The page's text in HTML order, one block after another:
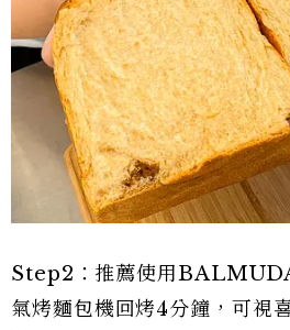
Step2：推薦使用
氣烤麵包機回烤4分鐘，可視